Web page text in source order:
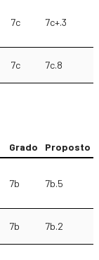
7c 7c+.3
7c 7c.8
Grado Proposto
7b 7b.5
7b 7b.2